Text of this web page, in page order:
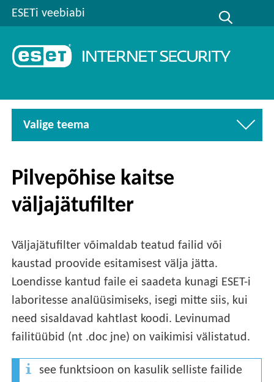
ESETi veebiabi
Valige teema
Pilvepõhise kaitse
väljajätufilter
Väljajätufilter võimaldab teatud failid või
kaustad proovide esitamisest välja jätta.
Loendisse kantud faile ei saadeta kunagi ESET-i
laboritesse analüüsimiseks, isegi mitte siis, kui
need sisaldavad kahtlast koodi. Levinumad
failitüübid (nt .doc jne) on vaikimisi välistatud.
see funktsioon on kasulik selliste failide